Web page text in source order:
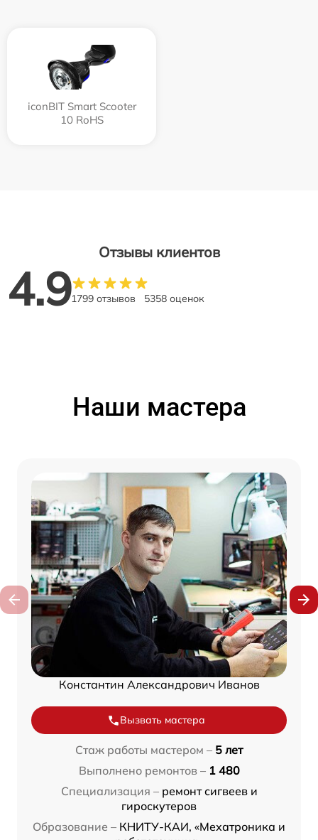
iconBIT Smart Scooter
10 RoHS
Отзывы клиентов
4.91799 отзывов 5358 оценок
Наши мастера
Константин Александрович Иванов
Вызвать мастера
Стаж работы мастером – 5 лет
Выполнено ремонтов – 1 480
Специализация – ремонт сигвеев и
гироскутеров
Образование – КНИТУ-КАИ, «Мехатроника и